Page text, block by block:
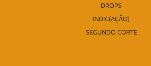
DROPS
INDIC(AÇÃO)
SEGUNDO CORTE